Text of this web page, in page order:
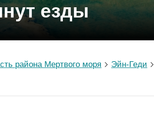
езды
района Мертвого моря Эйн-Геди